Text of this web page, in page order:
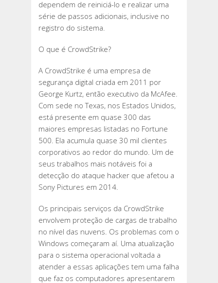
dependem de reiniciá-lo e realizar uma
série de passos adicionais, inclusive no
registro do sistema.
O que é CrowdStrike?
A CrowdStrike é uma empresa de
segurança digital criada em 2011 por
George Kurtz, então executivo da McAfee.
Com sede no Texas, nos Estados Unidos,
está presente em quase 300 das
maiores empresas listadas no Fortune
500. Ela acumula quase 30 mil clientes
corporativos ao redor do mundo. Um de
seus trabalhos mais notáveis foi a
detecção do ataque hacker que afetou a
Sony Pictures em 2014.
Os principais serviços da CrowdStrike
envolvem proteção de cargas de trabalho
no nível das nuvens. Os problemas com o
Windows começaram aí. Uma atualização
para o sistema operacional voltada a
atender a essas aplicações tem uma falha
que faz os computadores apresentarem